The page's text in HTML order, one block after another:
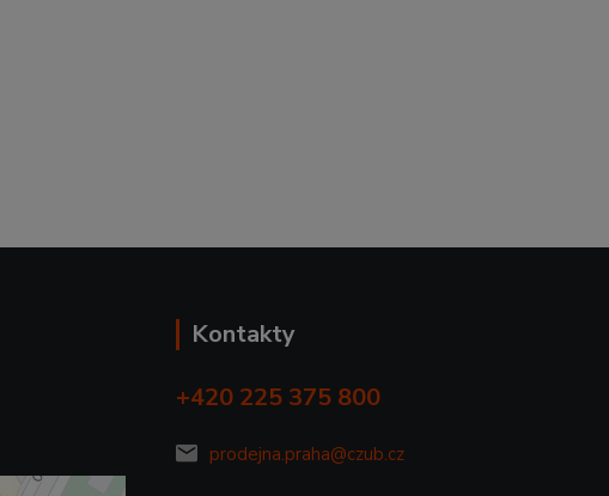
Kontakty
+420 225 375 800
prodejna.praha@czub.cz